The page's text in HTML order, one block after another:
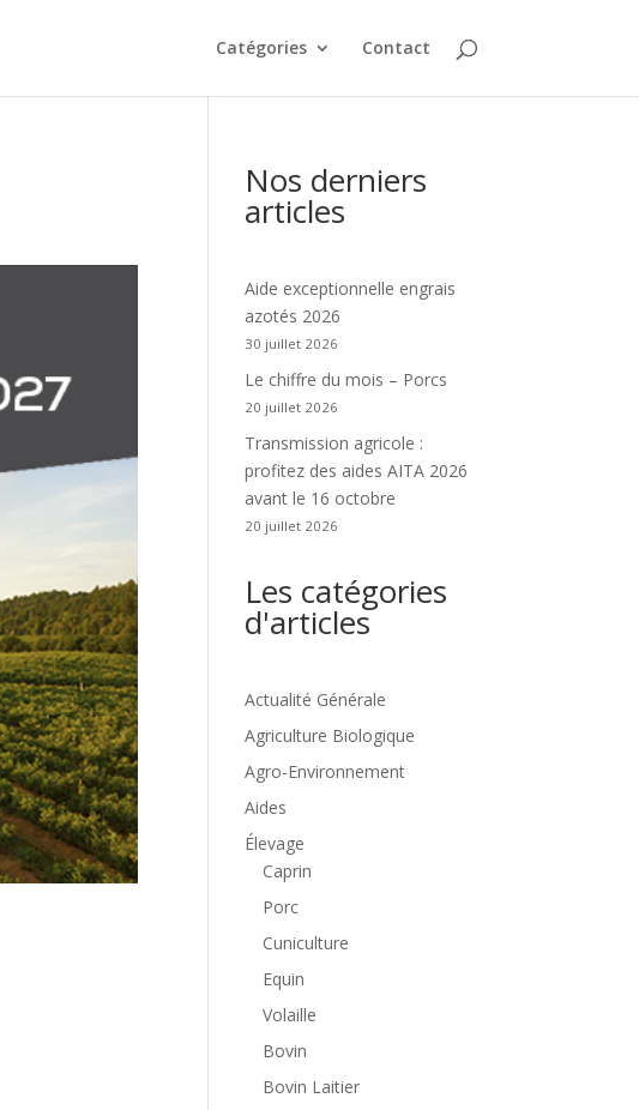
Catégories Contact
Nos derniers
articles
Aide exceptionnelle engrais
azotés 2026
30 juillet 2026
Le chiffre du mois – Porcs
20 juillet 2026
Transmission agricole :
profitez des aides AITA 2026
avant le 16 octobre
20 juillet 2026
Les catégories
d'articles
Actualité Générale
Agriculture Biologique
Agro-Environnement
Aides
Élevage
Caprin
Porc
Cuniculture
Equin
Volaille
Bovin
Bovin Laitier